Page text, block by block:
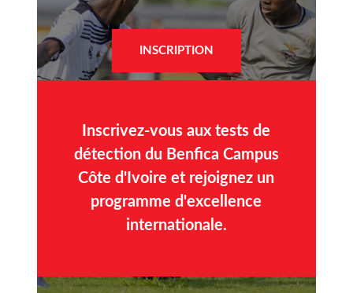
INSCRIPTION
Inscrivez-vous aux tests de
détection du Benfica Campus
Côte d'Ivoire et rejoignez un
programme d'excellence
internationale.